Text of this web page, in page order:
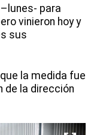
para
vinieron hoy y
sus
la medida fue
de la dirección